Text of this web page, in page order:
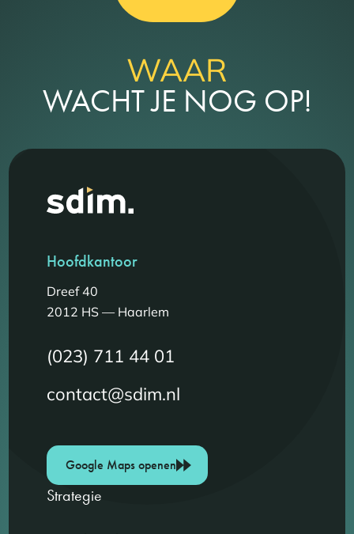
WAAR
WACHT JE NOG OP!
Hoofdkantoor
Dreef 40
2012 HS — Haarlem
(023) 711 44 01
contact@sdim.nl
Google Maps openen
Strategie